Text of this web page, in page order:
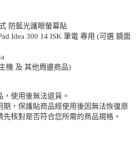
防藍光護眼螢幕貼
Idea 300 14 ISK 筆電 專用 (可選 鏡面
機 及 其他周邊商品)
使用後無法退貨。
，保護貼商品經使用後因無法恢復原
核對是否符合您所需的商品規格。